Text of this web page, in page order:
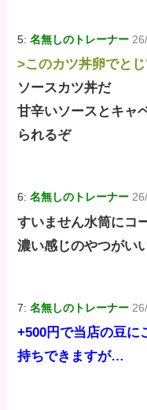
5:名無しのトレーナー
>このカツ丼卵でと
ソースカツ丼だ
甘辛いソースとキャ
られるぞ
6:名無しのトレーナー
すいません水筒にコ
濃い感じのやつがい
7:名無しのトレーナー
+500円で当店の豆に
持ちできますが…